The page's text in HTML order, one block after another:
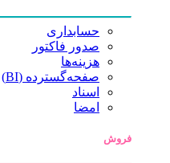
حسابداری
صدور فاکتور
هزینه‌ها
صفحه‌گسترده (BI)
اسناد
امضا
فروش